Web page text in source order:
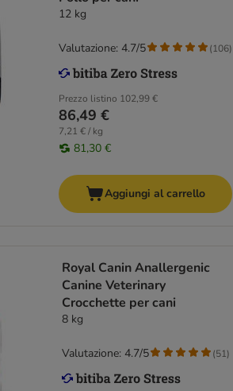
12 kg
Prezzo listino 102,99 €
86,49 €
7,21 € / kg
81,30 €
Valutazione: 4.7/5 (106)
Aggiungi al carrello
Royal Canin Anallergenic
Canine Veterinary
Crocchette per cani
8 kg
Valutazione: 4.7/5 (51)